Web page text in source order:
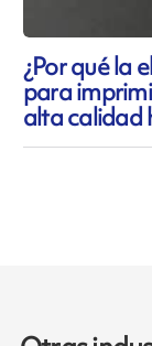
¿Por qué la
para
alta calidad